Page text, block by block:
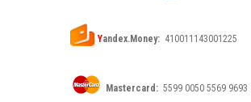
Yandex.Money: 410011143001225
Mastercard: 5599 0050 5569 9693